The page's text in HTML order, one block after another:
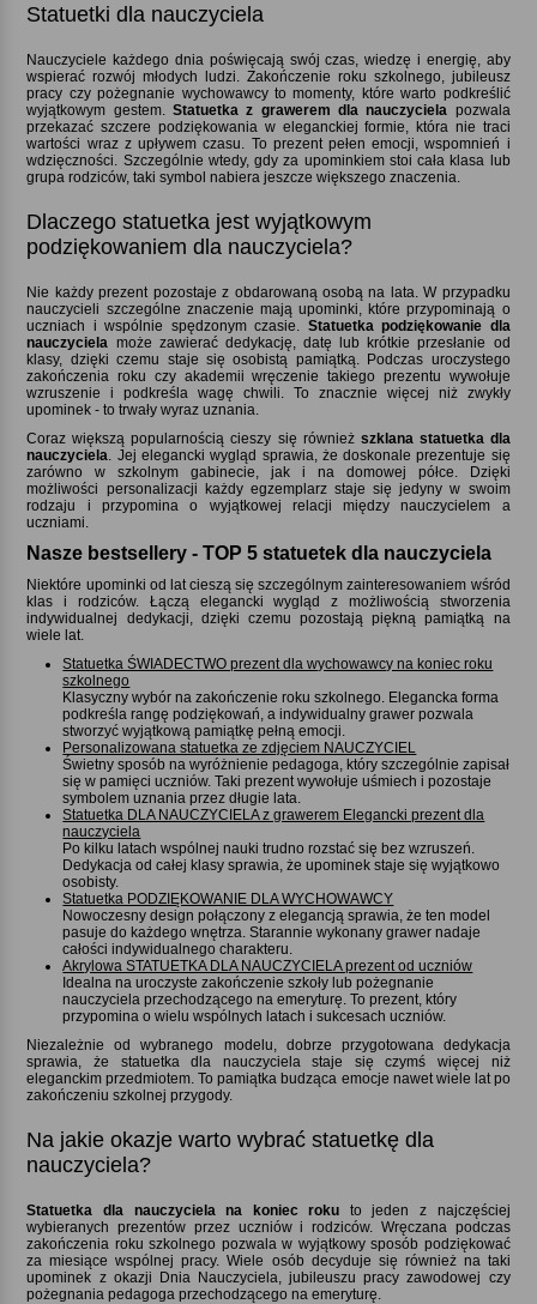
Statuetki dla nauczyciela
Nauczyciele każdego dnia poświęcają swój czas, wiedzę i energię, aby
wspierać rozwój młodych ludzi. Zakończenie roku szkolnego, jubileusz
pracy czy pożegnanie wychowawcy to momenty, które warto podkreślić
wyjątkowym gestem.Statuetka z grawerem dla nauczyciela pozwala
przekazać szczere podziękowania w eleganckiej formie, która nie traci
wartości wraz z upływem czasu. To prezent pełen emocji, wspomnień i
wdzięczności. Szczególnie wtedy, gdy za upominkiem stoi cała klasa lub
grupa rodziców, taki symbol nabiera jeszcze większego znaczenia.
Dlaczego statuetka jest wyjątkowym
podziękowaniem dla nauczyciela
Nie każdy prezent pozostaje z obdarowaną osobą na lata. W przypadku
nauczycieli szczególne znaczenie mają upominki, które przypominają o
uczniach i wspólnie spędzonym czasie. Statuetka podziękowanie dla
nauczyciela może zawierać dedykację, datę lub krótkie przesłanie od
klasy, dzięki czemu staje się osobistą pamiątką. Podczas uroczystego
zakończenia roku czy akademii wręczenie takiego prezentu wywołuje
wzruszenie i podkreśla wagę chwili. To znacznie więcej niż zwykły
upominek - to trwały wyraz uznania.
Coraz większą popularnością cieszy się również szklana statuetka dla
nauczyciela . Jej elegancki wygląd sprawia, że doskonale prezentuje się
zarówno w szkolnym gabinecie, jak i na domowej półce. Dzięki
możliwości personalizacji każdy egzemplarz staje się jedyny w swoim
rodzaju i przypomina o wyjątkowej relacji między nauczycielem a
uczniami.
Nasze bestsellery - TOP 5 statuetek dla nauczyciela
Niektóre upominki od lat cieszą się szczególnym zainteresowaniem wśród
klas i rodziców. Łączą elegancki wygląd z możliwością stworzenia
indywidualnej dedykacji, dzięki czemu pozostają piękną pamiątką na
wiele lat.
Statuetka ŚWIADECTWO prezent dla wychowawcy na koniec roku
szkolnego
Klasyczny wybór na zakończenie roku szkolnego. Elegancka forma
podkreśla rangę podziękowań, a indywidualny grawer pozwala
stworzyć wyjątkową pamiątkę pełną emocji.
Personalizowana statuetka ze zdjęciem NAUCZYCIEL
Świetny sposób na wyróżnienie pedagoga, który szczególnie zapisał
się w pamięci uczniów. Taki prezent wywołuje uśmiech i pozostaje
symbolem uznania przez długie lata.
Statuetka DLA NAUCZYCIELA z grawerem Elegancki prezent dla
nauczyciela
Po kilku latach wspólnej nauki trudno rozstać się bez wzruszeń.
Dedykacja od całej klasy sprawia, że upominek staje się wyjątkowo
osobisty.
Statuetka PODZIĘKOWANIE DLA WYCHOWAWCY
Nowoczesny design połączony z elegancją sprawia, że ten model
pasuje do każdego wnętrza. Starannie wykonany grawer nadaje
całości indywidualnego charakteru.
Akrylowa STATUETKA DLA NAUCZYCIELA prezent od uczniów
Idealna na uroczyste zakończenie szkoły lub pożegnanie
nauczyciela przechodzącego na emeryturę. To prezent, który
przypomina o wielu wspólnych latach i sukcesach uczniów.
Niezależnie od wybranego modelu, dobrze przygotowana dedykacja
sprawia, że statuetka dla nauczyciela staje się czymś więcej niż
eleganckim przedmiotem. To pamiątka budząca emocje nawet wiele lat po
zakończeniu szkolnej przygody.
Na jakie okazje warto wybrać statuetkę dla
nauczyciela
Statuetka dla nauczyciela na koniec roku to jeden z najczęściej
wybieranych prezentów przez uczniów i rodziców. Wręczana podczas
zakończenia roku szkolnego pozwala w wyjątkowy sposób podziękować
za miesiące wspólnej pracy. Wiele osób decyduje się również na taki
upominek z okazji Dnia Nauczyciela, jubileuszu pracy zawodowej czy
pożegnania pedagoga przechodzącego na emeryturę.